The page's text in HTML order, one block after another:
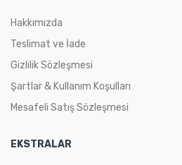
Hakkımızda
Teslimat ve İade
Gizlilik Sözleşmesi
Şartlar & Kullanım Koşulları
Mesafeli Satış Sözleşmesi
EKSTRALAR